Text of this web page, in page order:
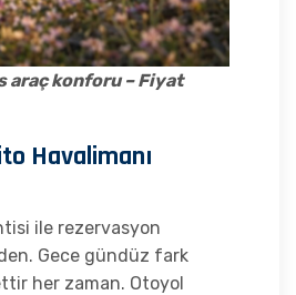
araç konforu – Fiyat
Havalimanı
ile rezervasyon
Gece gündüz fark
her zaman. Otoyol